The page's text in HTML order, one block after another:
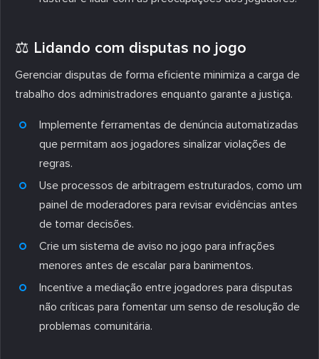
⚖️ Lidando com disputas no jogo
Gerenciar disputas de forma eficiente minimiza a carga de
trabalho dos administradores enquanto garante a justiça.
Implemente ferramentas de denúncia automatizadas
que permitam aos jogadores sinalizar violações de
regras.
Use processos de arbitragem estruturados, como um
painel de moderadores para revisar evidências antes
de tomar decisões.
Crie um sistema de aviso no jogo para infrações
menores antes de escalar para banimentos.
Incentive a mediação entre jogadores para disputas
não críticas para fomentar um senso de resolução de
problemas comunitária.